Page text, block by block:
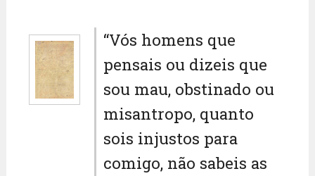
“Vós homens que
pensais ou dizeis que
sou mau, obstinado ou
misantropo, quanto
sois injustos para
comigo, não sabeis as